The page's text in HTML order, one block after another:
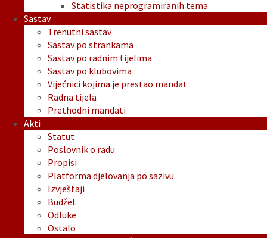
Statistika neprogramiranih tema
Sastav
Trenutni sastav
Sastav po strankama
Sastav po radnim tijelima
Sastav po klubovima
Vijećnici kojima je prestao mandat
Radna tijela
Prethodni mandati
Akti
Statut
Poslovnik o radu
Propisi
Platforma djelovanja po sazivu
Izvještaji
Budžet
Odluke
Ostalo